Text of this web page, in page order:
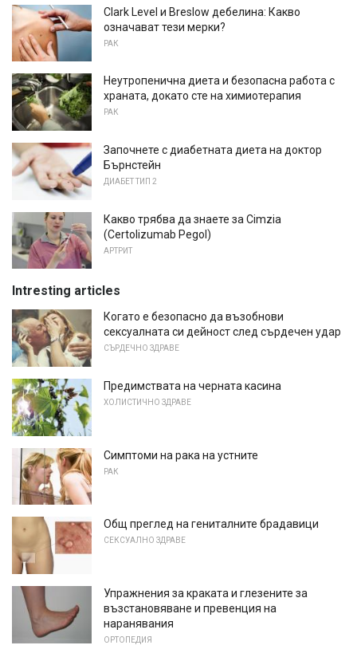
Clark Level и Breslow дебелина: Какво
означават тези мерки?
РАК
Неутропенична диета и безопасна работа с
храната, докато сте на химиотерапия
РАК
Започнете с диабетната диета на доктор
Бърнстейн
ДИАБЕТ ТИП 2
Какво трябва да знаете за Cimzia
(Certolizumab Pegol)
АРТРИТ
Intresting articles
Когато е безопасно да възобнови
сексуалната си дейност след сърдечен удар
СЪРДЕЧНО ЗДРАВЕ
Предимствата на черната касина
ХОЛИСТИЧНО ЗДРАВЕ
Симптоми на рака на устните
РАК
Общ преглед на гениталните брадавици
СЕКСУАЛНО ЗДРАВЕ
Упражнения за краката и глезените за
възстановяване и превенция на
наранявания
ОРТОПЕДИЯ